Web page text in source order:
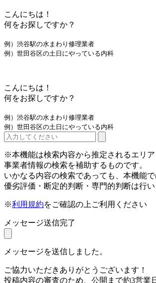
こんにちは！
何をお探しですか？
例）渋谷駅の水まわり修理業者
例）世田谷区の土日にやっている内科
こんにちは！
何をお探しですか？
例）渋谷駅の水まわり修理業者
例）世田谷区の土日にやっている内科
※本機能は検索内容から推定されるエリア
事業者情報の検索を補助するものです。
いかなる内容の検索であっても、本機能で
優劣評価・断定的判断・専門的判断は行い
※利用規約をご確認の上ご利用ください
メッセージ送信完了
メッセージを送信しました。
ご協力いただきありがとうございます！
投稿内容の審査のため、公開まで約3営業